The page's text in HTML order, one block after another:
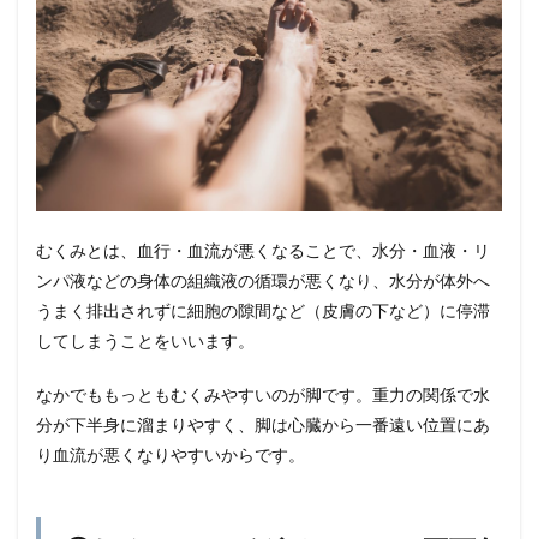
1・
入浴
をあ
など
るべ
から
ず
とふ
くら
はぎ
がキ
ーポ
イン
3.3
3・
カリ
4
むくみとは、血行・血流が悪くなることで、水分・血液・リ
ンパ液などの身体の組織液の循環が悪くなり、水分が体外へ
うまく排出されずに細胞の隙間など（皮膚の下など）に停滞
してしまうことをいいます。
なかでももっともむくみやすいのが脚です。重力の関係で水
分が下半身に溜まりやすく、脚は心臓から一番遠い位置にあ
り血流が悪くなりやすいからです。